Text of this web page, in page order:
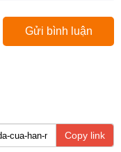
Copy link